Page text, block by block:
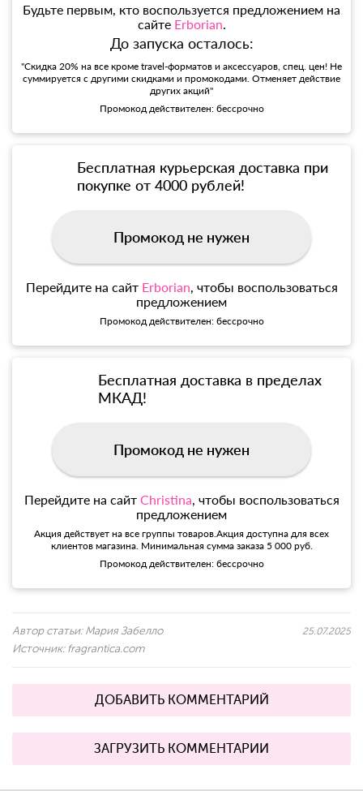
Будьте первым, кто воспользуется предложением на
сайте Erborian.
До запуска осталось:
"Скидка 20% на все кроме travel-форматов и аксессуаров, спец. цен! Не
суммируется с другими скидками и промокодами. Отменяет действие
других акций"
Промокод действителен: бессрочно
Бесплатная курьерская доставка при
покупке от 4000 рублей!
Промокод не нужен
Перейдите на сайт Erborian, чтобы воспользоваться
предложением
Промокод действителен: бессрочно
Бесплатная доставка в пределах
МКАД!
Промокод не нужен
Перейдите на сайт Christina, чтобы воспользоваться
предложением
Акция действует на все группы товаров.Акция доступна для всех
клиентов магазина. Минимальная сумма заказа 5 000 руб.
Промокод действителен: бессрочно
Автор статьи: Мария Забелло
Источник: fragrantica.com
25.07.2025
ДОБАВИТЬ КОММЕНТАРИЙ
ЗАГРУЗИТЬ КОММЕНТАРИИ